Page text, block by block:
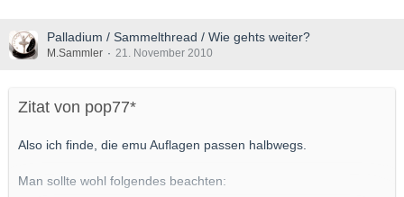
Palladium / Sammelthread / Wie gehts weiter?
M.Sammler 21. November 2010
Zitat von pop77*
Also ich finde, die emu Auflagen passen halbwegs.
Man sollte wohl folgendes beachten: